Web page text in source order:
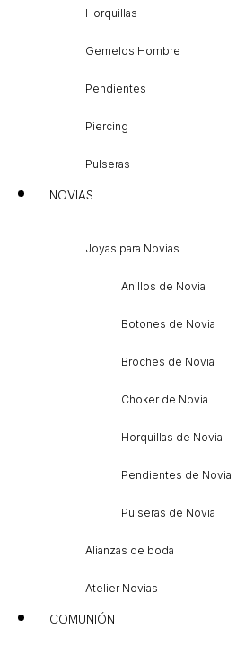
Horquillas
Gemelos Hombre
Pendientes
Piercing
Pulseras
NOVIAS
Joyas para Novias
Anillos de Novia
Botones de Novia
Broches de Novia
Choker de Novia
Horquillas de Novia
Pendientes de Novia
Pulseras de Novia
Alianzas de boda
Atelier Novias
COMUNIÓN